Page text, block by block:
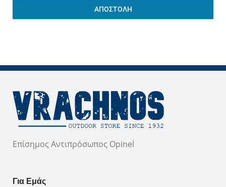
ΑΠΟΣΤΟΛΗ
Επίσημος Αντιπρόσωπος Opinel
Για Εμάς